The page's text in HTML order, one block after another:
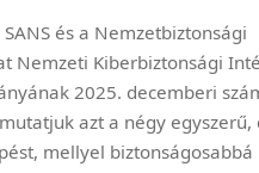
és a Nemzetbiztonsági
Nemzeti Kiberbiztonsági
2025. decemberi
azt a négy egyszerű,
mellyel biztonságosabbá